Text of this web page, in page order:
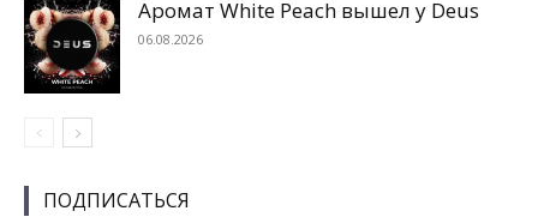
Аромат White Peach вышел у Deus
06.08.2026
ПОДПИСАТЬСЯ